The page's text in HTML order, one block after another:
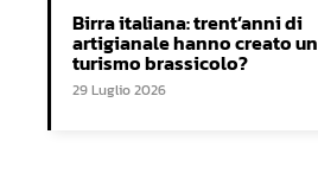
Birra italiana: trent’anni di
artigianale hanno creato un
turismo brassicolo?
29 Luglio 2026